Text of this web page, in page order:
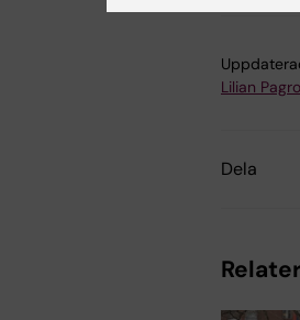
Lilian
Dela